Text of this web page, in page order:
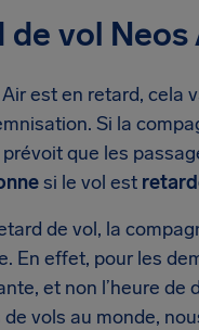
vol Neos
est en retard, cela
Si la
que les
si le vol est
de vol, la
En effet, pour les
et non l’heure
vols au monde,